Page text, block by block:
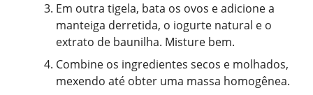
Em outra tigela, bata os ovos e adicione a
manteiga derretida, o iogurte natural e o
extrato de baunilha. Misture bem.
Combine os ingredientes secos e molhados,
mexendo até obter uma massa homogênea.